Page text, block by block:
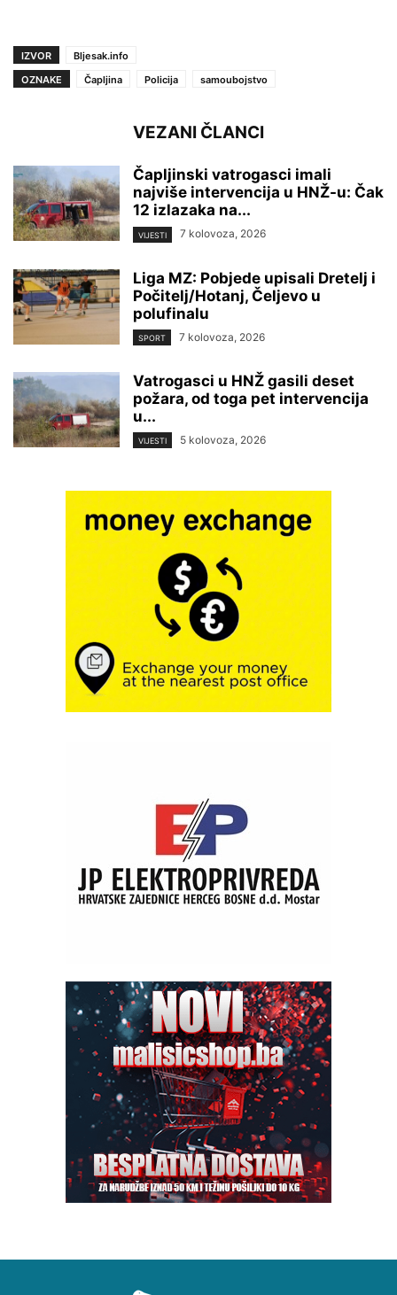
IZVOR
Bljesak.info
OZNAKE
Čapljina Policija samoubojstvo
VEZANI ČLANCI
Čapljinski vatrogasci imali
najviše intervencija u HNŽ-u: Čak
12 izlazaka na...
VIJESTI 7 kolovoza, 2026
Liga MZ: Pobjede upisali Dretelj i
Počitelj/Hotanj, Čeljevo u
polufinalu
SPORT 7 kolovoza, 2026
Vatrogasci u HNŽ gasili deset
požara, od toga pet intervencija
u...
VIJESTI 5 kolovoza, 2026